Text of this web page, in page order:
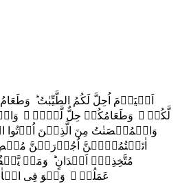
اَلۡیَوۡمَ اُحِلَّ لَکُمُ الطَّیِّبٰتُ
لَّکُمۡ ۪ وَطَعَامُکُمۡ حِلٌّ لَّہُمۡ
وَالۡمُحۡصَنٰتُ مِنَ الَّذِیۡنَ
اٰتَیۡتُمُوۡہُنَّ اُجُوۡرَہُنَّ
مُتَّخِذِیۡۤ اَخۡدَانٍ ؕ وَمَنۡ
عَمَلُہٗ ۫ وَہُوَ فِی